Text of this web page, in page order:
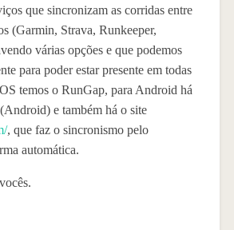
que sincronizam as corridas entre
(Garmin, Strava, Runkeeper,
várias opções e que podemos
para poder estar presente em todas
temos o RunGap, para Android há
e também há o site
, que faz o sincronismo pelo
automática.